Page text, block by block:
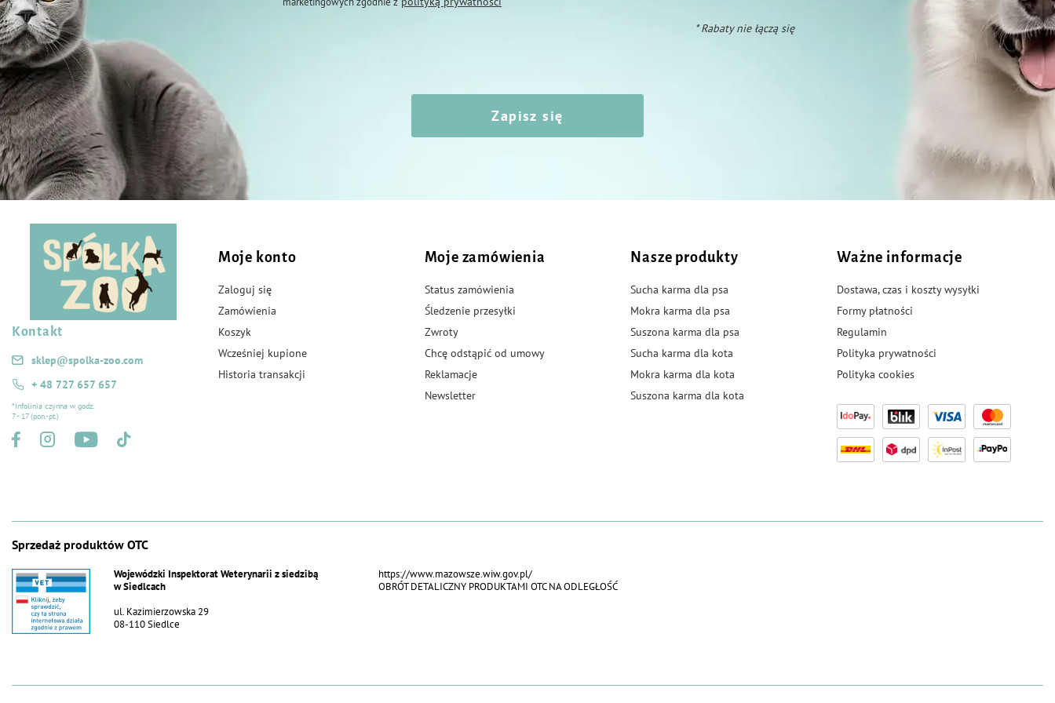
U psów < 25 kg: Rozsuń sierść pomiędzy łopatkami, tak aby widoczna była goła skóra. Przytknij koniec pipety do skóry i
kilka razy ją ściśnij, aby wycisnąć zawartość bezpośrednio na skórę.
U psów > 25 kg: Nanieś punktowo całą zawartość pipety w równych częściach w trzech miejscach wzdłuż linii
grzbietowej: od łopatek do nasady ogona.
Produkt leczniczy weterynaryjny OTC – brak możliwości zwrotu
Zgodnie z art. 68 ust. 3l ustawy z dnia 6 września 2001 r. – Prawo farmaceutyczne, produkty lecznicze wydawane w
ramach wysyłkowej sprzedaży produktów leczniczych nie podlegają zwrotowi. Zwrot jest możliwy wyłącznie w
przypadkach wskazanych w art. 68 ust. 3m Prawa farmaceutycznego.
* Rabaty nie łączą się
Zapisz się
Kontakt
sklep@spolka-zoo.com
+ 48 727 657 657
*Infolinia czynna w godz.
7 - 17 (pon.-pt.)
Moje konto
Zaloguj się
Zamówienia
Koszyk
Wcześniej kupione
Historia transakcji
Moje zamówienia
Status zamówienia
Śledzenie przesyłki
Zwroty
Chcę odstąpić od umowy
Reklamacje
Newsletter
Nasze produkty
Sucha karma dla psa
Mokra karma dla psa
Suszona karma dla psa
Sucha karma dla kota
Mokra karma dla kota
Suszona karma dla kota
Ważne informacje
Dostawa, czas i koszty wysyłki
Formy płatności
Regulamin
Polityka prywatności
Polityka cookies
Sprzedaż produktów OTC
Wojewódzki Inspektorat Weterynarii z siedzibą
w Siedlcach
ul. Kazimierzowska 29
08-110 Siedlce
https://www.mazowsze.wiw.gov.pl/
OBRÓT DETALICZNY PRODUKTAMI OTC NA ODLEGŁOŚĆ